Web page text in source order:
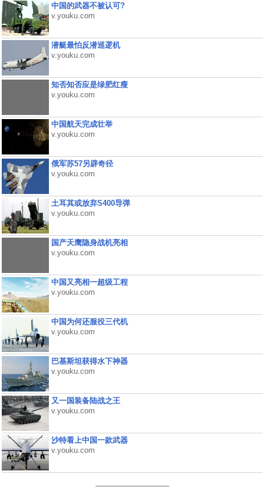
中国的武器不被认可?
v.youku.com
潜艇最怕反潜巡逻机
v.youku.com
知否知否应是绿肥红瘦
v.youku.com
中国航天完成壮举
v.youku.com
俄军苏57另辟奇径
v.youku.com
土耳其或放弃S400导弹
v.youku.com
国产天鹰隐身战机亮相
v.youku.com
中国又亮相一超级工程
v.youku.com
中国为何还服役三代机
v.youku.com
巴基斯坦获得水下神器
v.youku.com
又一国装备陆战之王
v.youku.com
沙特看上中国一款武器
v.youku.com